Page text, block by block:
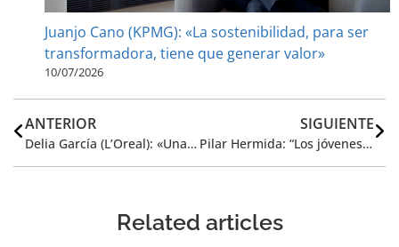
Juanjo Cano (KPMG): «La sostenibilidad, para ser
transformadora, tiene que generar valor»
10/07/2026
ANTERIOR
Delia García (L’Oreal): «Una empresa solo puede ser excelente si lo es en sostenibilidad»
SIGUIENTE
Pilar Hermida: “Los jóvenes son los motores del cambio y deben liderar la sostenibilidad desde el corazón del negocio”
Related articles